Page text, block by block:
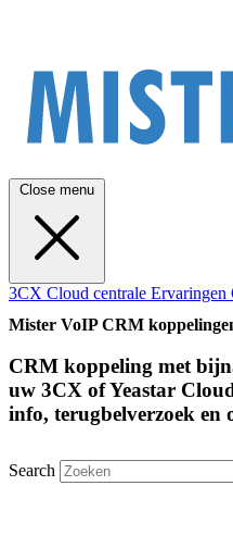
Close menu
3CX Cloud centrale Ervaringen
Mister VoIP CRM
CRM koppeling met
uw 3CX of Yeastar
info, terugbelverzoek en
Search